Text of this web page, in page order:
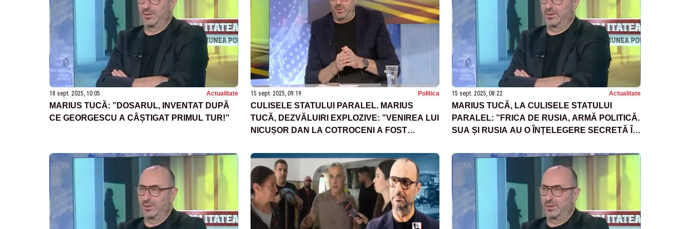
18 sept. 2025, 10:05 Actualitate
MARIUS TUCĂ: ”DOSARUL, INVENTAT DUPĂ
CE GEORGESCU A CÂȘTIGAT PRIMUL TUR!”
15 sept. 2025, 09:19 Politica
CULISELE STATULUI PARALEL. MARIUS
TUCĂ, DEZVĂLUIRI EXPLOZIVE: ”VENIREA LUI
NICUȘOR DAN LA COTROCENI A FOST
15 sept. 2025, 08:22 Actualitate
MARIUS TUCĂ, LA CULISELE STATULUI
PARALEL: ”FRICA DE RUSIA, ARMĂ POLITICĂ.
SUA ȘI RUSIA AU O ÎNȚELEGERE SECRETĂ ÎN